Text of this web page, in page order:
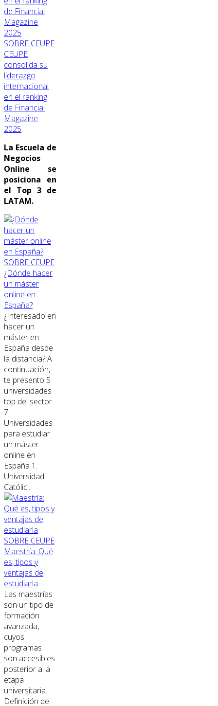
SOBRE CEUPE
CEUPE
consolida su
liderazgo
internacional
en el ranking
de Financial
Magazine
2025
La Escuela de
Negocios
Online se
posiciona en
el Top 3 de
LATAM.
SOBRE CEUPE
¿Dónde hacer
un máster
online en
España?
¿Interesado en
hacer un
máster en
España desde
la distancia? A
continuación,
te presento 5
universidades
top del sector.
7
Universidades
para estudiar
un máster
online en
España 1.
Universidad
Católic...
SOBRE CEUPE
Maestría: Qué
es, tipos y
ventajas de
estudiarla
Las maestrías
son un tipo de
formación
avanzada,
cuyos
programas
son accesibles
posterior a la
etapa
universitaria.
Definición de